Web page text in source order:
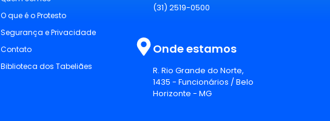
O que é o Protesto
Segurança e Privacidade
Contato
Biblioteca dos Tabeliães
(31) 2519-0500
Onde estamos
R. Rio Grande do Norte,
1435 - Funcionários / Belo
Horizonte - MG